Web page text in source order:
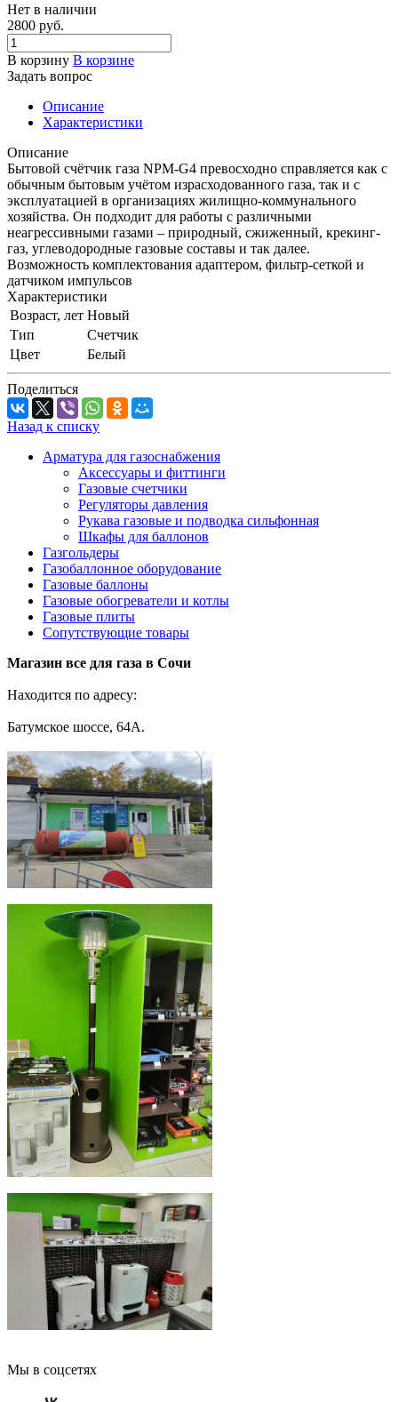
Нет в наличии
2800 руб.
В корзину В корзине
Задать вопрос
Описание
Характеристики
Описание
Бытовой счётчик газа NPM-G4 превосходно справляется как с
обычным бытовым учётом израсходованного газа, так и с
эксплуатацией в организациях жилищно-коммунального
хозяйства. Он подходит для работы с различными
неагрессивными газами – природный, сжиженный, крекинг-
газ, углеводородные газовые составы и так далее.
Возможность комплектования адаптером, фильтр-сеткой и
датчиком импульсов
Характеристики
Возраст, лет Новый
Тип
Счетчик
Цвет
Белый
Поделиться
Назад к списку
Арматура для газоснабжения
Аксессуары и фиттинги
Газовые счетчики
Регуляторы давления
Рукава газовые и подводка сильфонная
Шкафы для баллонов
Газгольдеры
Газобаллонное оборудование
Газовые баллоны
Газовые обогреватели и котлы
Газовые плиты
Сопутствующие товары
Магазин все для газа в Сочи
Находится по адресу:
Батумское шоссе, 64А.
Мы в соцсетях